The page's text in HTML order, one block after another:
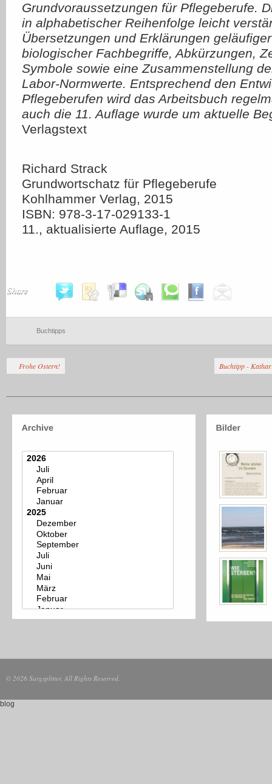
Grundvoraussetzungen für Pflegeberufe.
in alphabetischer Reihenfolge leicht
Übersetzungen und Erklärungen
biologischer Fachbegriffe, Abkürzungen,
Symbole sowie eine Zusammenstellung
Labor-Normwerte. Entsprechend den
Pflegeberufen wird das Arbeitsbuch
auch die 11. Auflage wurde um aktuelle
Verlagstext
Richard Strack
Grundwortschatz für Pflegeberufe
Kohlhammer Verlag, 2015
ISBN: 978-3-17-029133-1
11., aktualisierte Auflage, 2015
Share
Buchtipps
Frohe Ostern! Buchtipp -
© 2026 Sargsplitter. All Rights Reserved.
blog